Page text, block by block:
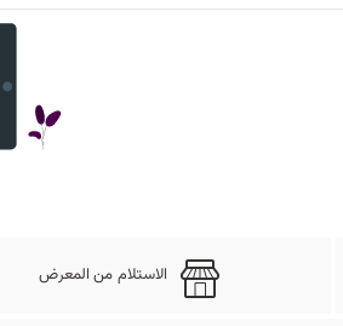
الاستلام من المعرض